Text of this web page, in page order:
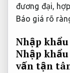
đương đại,
Báo giá rõ
Nhập khẩu
Nhập
vấn tận